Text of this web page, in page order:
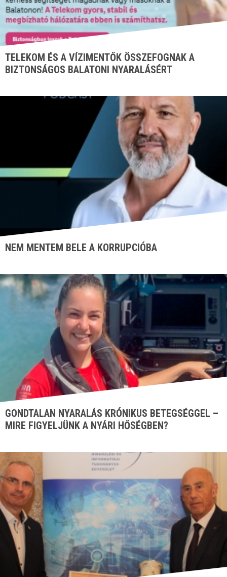
TELEKOM ÉS A VÍZIMENTŐK ÖSSZEFOGNAK A
BIZTONSÁGOS BALATONI NYARALÁSÉRT
NEM MENTEM BELE A KORRUPCIÓBA
GONDTALAN NYARALÁS KRÓNIKUS BETEGSÉGGEL –
MIRE FIGYELJÜNK A NYÁRI HŐSÉGBEN?